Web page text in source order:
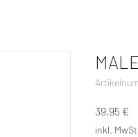
39,95 €
inkl. MwSt.